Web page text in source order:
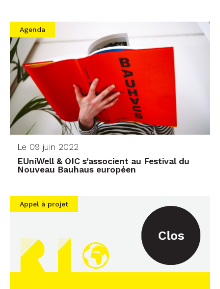
Agenda
Le 09 juin 2022
EUniWell & OIC s’associent au Festival du
Nouveau Bauhaus européen
Appel à projet
Clos